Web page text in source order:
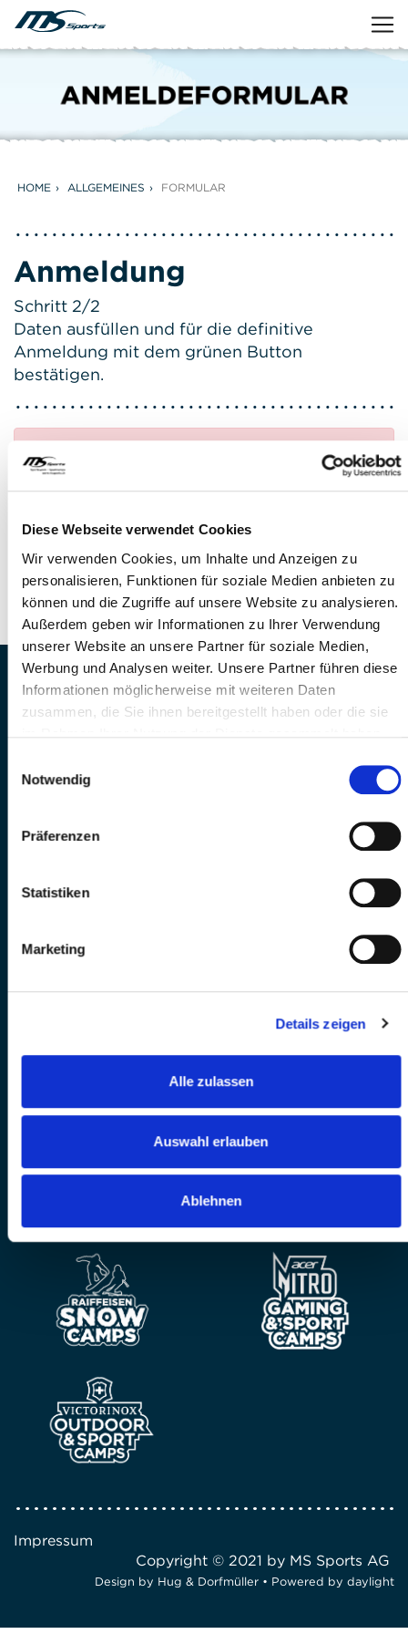
Diese Webseite verwendet Cookies
Wir verwenden Cookies, um Inhalte und Anzeigen zu
personalisieren, Funktionen für soziale Medien anbieten zu
können und die Zugriffe auf unsere Website zu analysieren.
Außerdem geben wir Informationen zu Ihrer Verwendung
unserer Website an unsere Partner für soziale Medien,
Werbung und Analysen weiter. Unsere Partner führen diese
Informationen möglicherweise mit weiteren Daten
zusammen, die Sie ihnen bereitgestellt haben oder die sie
Notwendig
Präferenzen
Statistiken
Marketing
Details zeigen
Alle zulassen
Auswahl erlauben
Ablehnen
HOME ALLGEMEINES FORMULAR
Anmeldung
Schritt 2/2
Daten ausfüllen und für die definitive
Anmeldung mit dem grünen Button
bestätigen.
Anlass gefunden werden
E-Mail: info@mssports.ch
MS Sports AG • Sonnenrain 3b • CH-6221
Rickenbach
MS Sports folgen
Impressum
Copyright © 2021 by MS Sports AG
Design by Hug & Dorfmüller • Powered by daylight